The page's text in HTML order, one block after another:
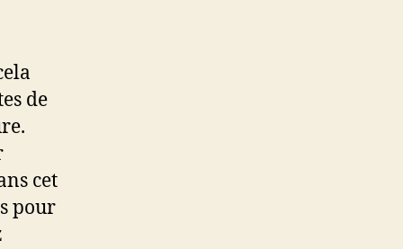
de
cet
pour